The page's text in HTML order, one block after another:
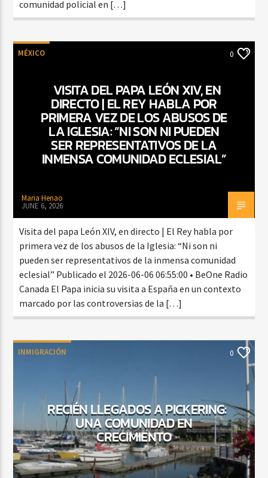
comunidad policial en […]
MÉXICO 0
VISITA DEL PAPA LEÓN XIV, EN
DIRECTO | EL REY HABLA POR
PRIMERA VEZ DE LOS ABUSOS DE
LA IGLESIA: “NI SON NI PUEDEN
SER REPRESENTATIVOS DE LA
INMENSA COMUNIDAD ECLESIAL”
Maria Henao
JUNE 6, 2026
Visita del papa León XIV, en directo | El Rey habla por
primera vez de los abusos de la Iglesia: “Ni son ni
pueden ser representativos de la inmensa comunidad
eclesial” Publicado el 2026-06-06 06:55:00 • BeOne Radio
Canada El Papa inicia su visita a España en un contexto
marcado por las controversias de la […]
INMIGRACIÓN 0
RECIÉN LLEGADOS A PICKERING:
UNA COMUNIDAD EN
CRECIMIENTO